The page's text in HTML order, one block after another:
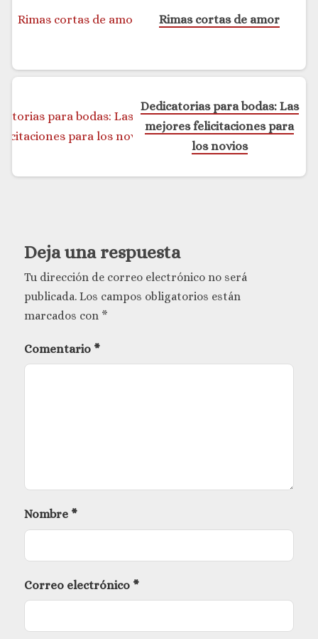
Rimas cortas de amor
Dedicatorias para bodas: Las
mejores felicitaciones para
los novios
Deja una respuesta
Tu dirección de correo electrónico no será
publicada. Los campos obligatorios están
marcados con *
Comentario *
Nombre *
Correo electrónico *